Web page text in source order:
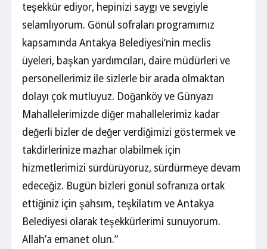
teşekkür ediyor, hepinizi saygı ve sevgiyle
selamlıyorum. Gönül sofraları programımız
kapsamında Antakya Belediyesi’nin meclis
üyeleri, başkan yardımcıları, daire müdürleri ve
personellerimiz ile sizlerle bir arada olmaktan
dolayı çok mutluyuz. Doğanköy ve Günyazı
Mahallelerimizde diğer mahallelerimiz kadar
değerli bizler de değer verdiğimizi göstermek ve
takdirlerinize mazhar olabilmek için
hizmetlerimizi sürdürüyoruz, sürdürmeye devam
edeceğiz. Bugün bizleri gönül sofranıza ortak
ettiğiniz için şahsım, teşkilatım ve Antakya
Belediyesi olarak teşekkürlerimi sunuyorum.
Allah’a emanet olun.”